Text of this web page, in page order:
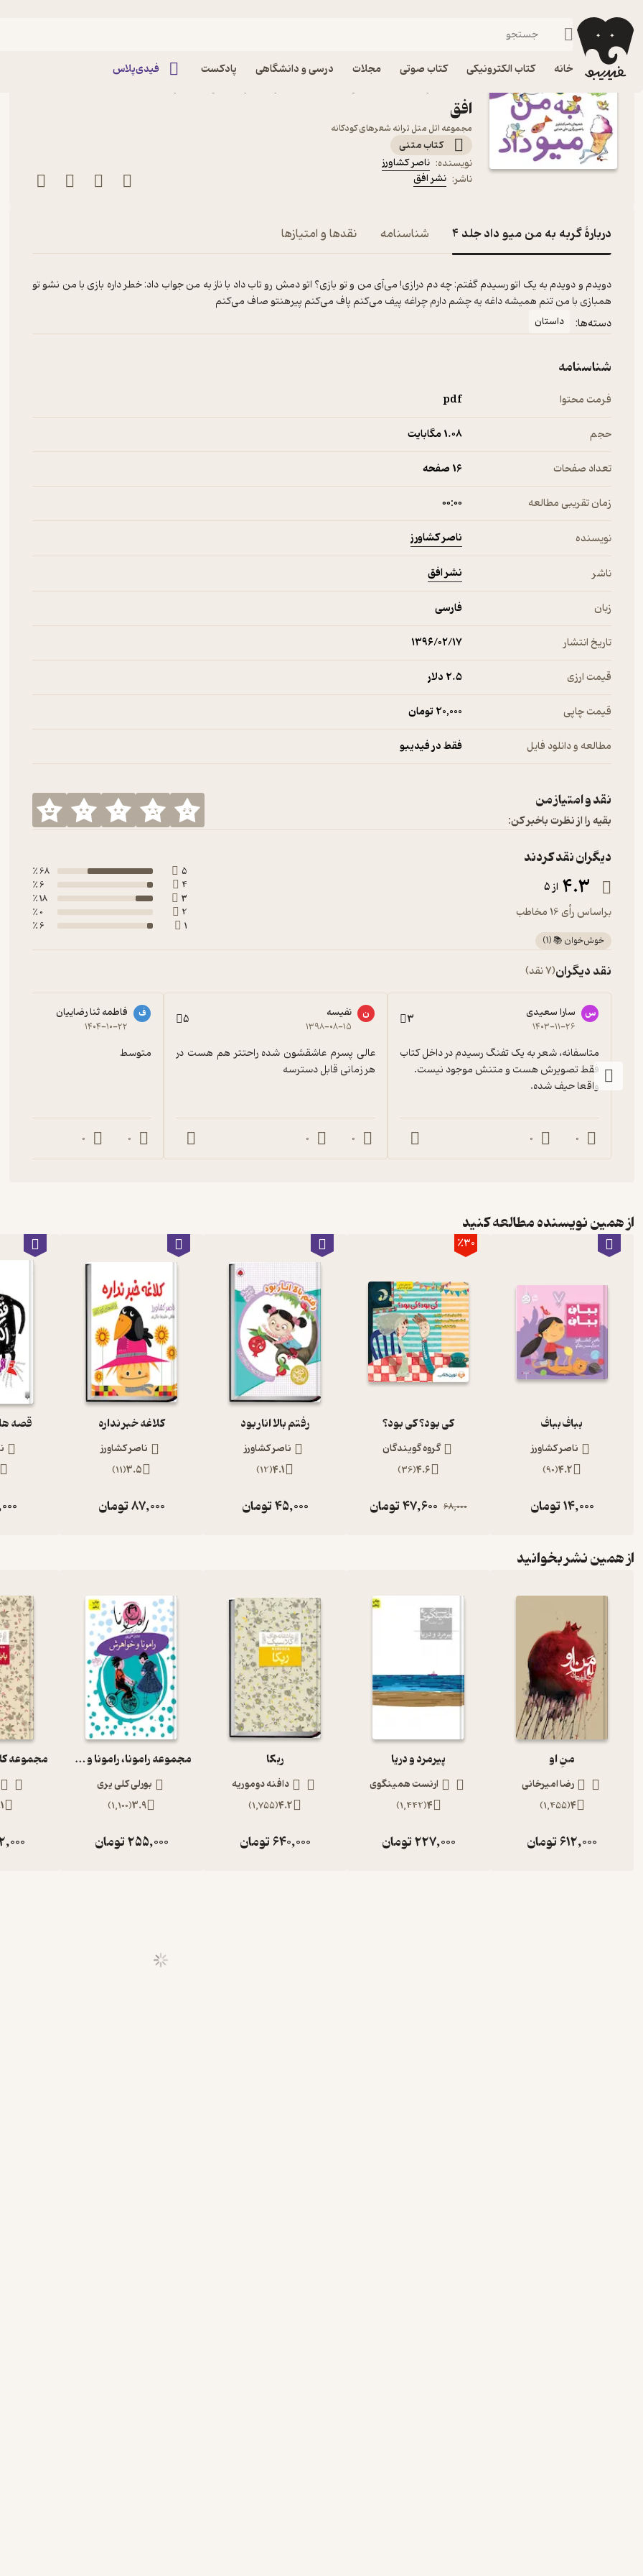
خانه کتاب الکترونیکی کتاب صوتی مجلات درسی و دانشگاهی پادکست فیدی‌پلاس
فیدیبو کتاب الکترونیکی
افق
مجموعه اتل متل ترانه شعرهای کودکانه
کتاب متنی
نویسنده: ناصر کشاورز
ناشر: نشر افق
دربارۀ گربه به من میو داد جلد 4 شناسنامه نقدها و امتیازها
دویدم و دویدم به یک اتو رسیدم گفتم: چه دم درازی! می‌آی من و تو بازی؟ اتو دمش رو تاب داد با ناز به من جواب داد: خطر داره بازی با من نشو تو
همبازی با من تنم همیشه داغه یه چشم دارم چراغه پیف می‌کنم پاف می‌کنم پیرهنتو صاف می‌کنم
دسته‌ها: داستان
شناسنامه
فرمت محتوا pdf
حجم 1.۰۸ مگابایت
تعداد صفحات 16 صفحه
زمان تقریبی مطالعه ۰۰:۰۰
نویسنده ناصر کشاورز
ناشر نشر افق
زبان فارسی
تاریخ انتشار ۱۳۹۶/۰۲/۱۷
قیمت ارزی 2.۵ دلار
قیمت چاپی 20,000 تومان
مطالعه و دانلود فایل فقط در فیدیبو
نقد و امتیاز من
بقیه را از نظرت باخبر کن:
دیگران نقد کردند
4.3 از 5
براساس رأی 16 مخاطب
خوش‌خوان 📚(
1
)
5
68 ٪
4
6 ٪
3
18 ٪
2
0 ٪
1
6 ٪
نقد دیگران(7 نقد)
س سارا سعیدى
۱۴۰۳-۱۱-۲۶ 3
واقعا حیف شده.
0
0
ن نفیسه
۱۳۹۸-۰۸-۱۵ 5
هر زمانی قابل دسترسه
0
0
ف فاطمه ثنا رضاییان
۱۴۰۴-۱۰-۲۲
متوسط
0
0
از همین نویسنده مطالعه کنید
بباف بباف
ناصر کشاورز
4.2
(
90
)
14,000تومان
٪30
کی بود؟ کی بود؟
گروه گویندگان
4.6
(
36
)
68,000
47,600تومان
رفتم بالا انار بود
ناصر کشاورز
4.1
(
12
)
45,000تومان
کلاغه خبر نداره
ناصر کشاورز
3.5
(
11
)
87,000تومان
قصه
از همین نشر بخوانید
منِ او
رضا امیرخانی
4
(
1,455
)
612,000تومان
پیرمرد و دریا
ارنست همینگوی
4
(
1,442
)
227,000تومان
ربکا
دافنه دوموریه
4.2
(
1,755
)
640,000تومان
مجموعه رامونا، رامونا و خواهرش جلد 1
بورلی کلی یری
3.9
(
1,100
)
255,000تومان